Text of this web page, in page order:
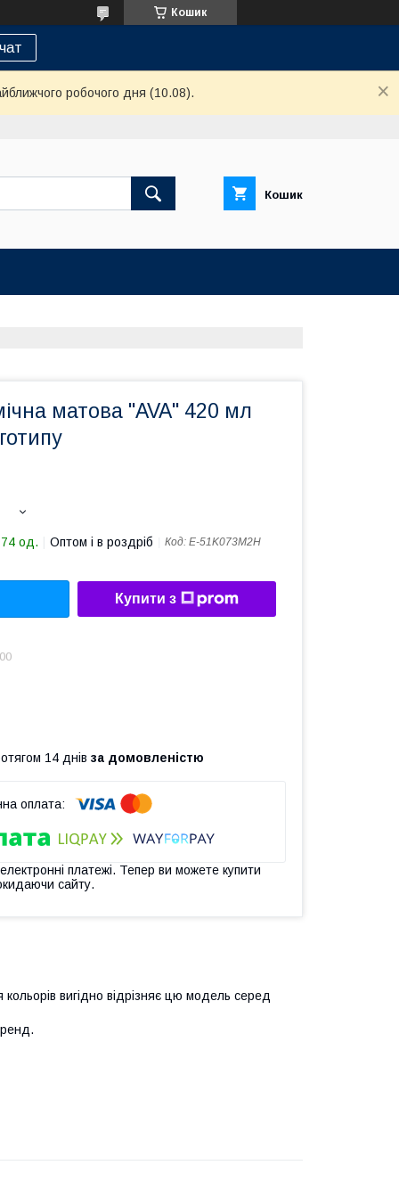
Кошик
робочого дня (10.08).
Кошик
матова "AVA" 420 мл
од. Оптом і в роздріб Код: Е-51K073M2H
Купити з
14 днів за домовленістю
платежі. Тепер ви можете купити
сайту.
вигідно відрізняє цю модель серед